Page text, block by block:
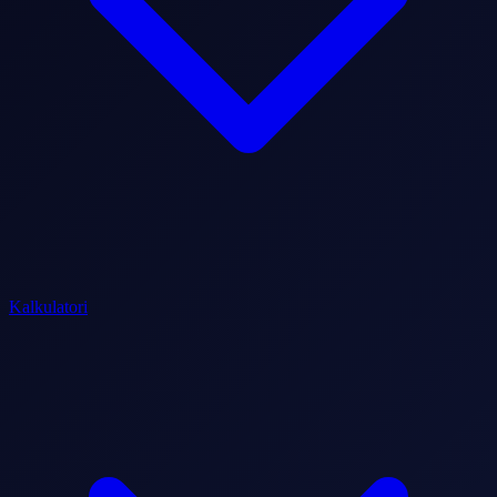
Kalkulatori